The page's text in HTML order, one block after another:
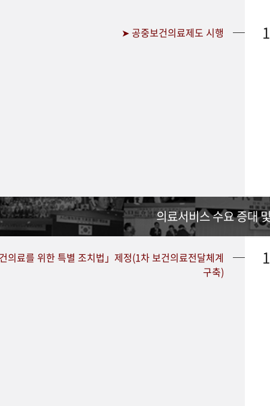
➤ 공중보건의료제도 시행
의료서비스 수요 증대
의료를 위한 특별 조치법」제정(1차 보건의료전달체계
구축)